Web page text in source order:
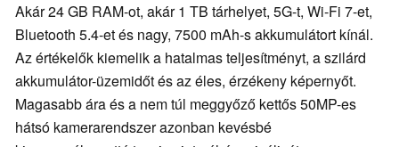
Akár 24 GB RAM-ot, akár 1 TB tárhelyet, 5G-t, Wi-Fi 7-et,
Bluetooth 5.4-et és nagy, 7500 mAh-s akkumulátort kínál.
Az értékelők kiemelik a hatalmas teljesítményt, a szilárd
akkumulátor-üzemidőt és az éles, érzékeny képernyőt.
Magasabb ára és a nem túl meggyőző kettős 50MP-es
hátsó kamerarendszer azonban kevésbé